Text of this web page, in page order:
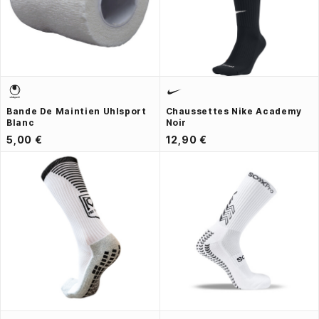
Bande De Maintien Uhlsport
Blanc
5,00 €
Chaussettes Nike Academy
Noir
12,90 €